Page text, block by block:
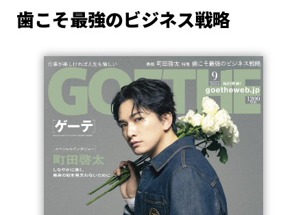
歯こそ最強のビジネス戦略